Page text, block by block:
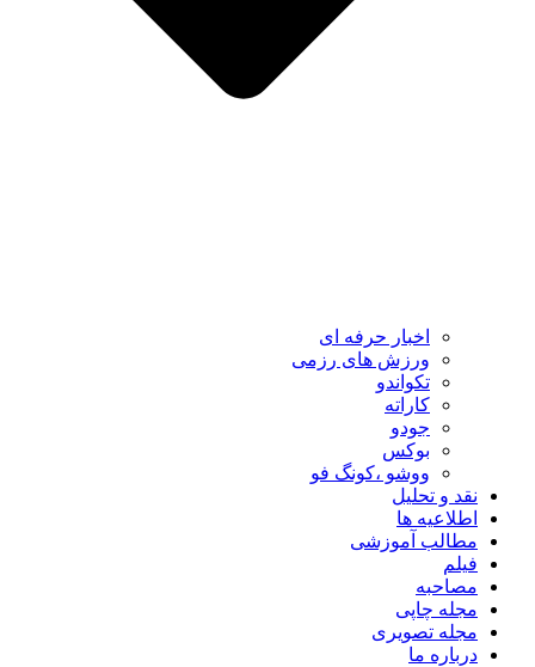
اخبار حرفه ای
ورزش های رزمی
تکواندو
کاراته
جودو
بوکس
ووشو ،کونگ فو
نقد و تحلیل
اطلاعیه ها
مطالب آموزشی
فیلم
مصاحبه
مجله چاپی
مجله تصویری
درباره ما